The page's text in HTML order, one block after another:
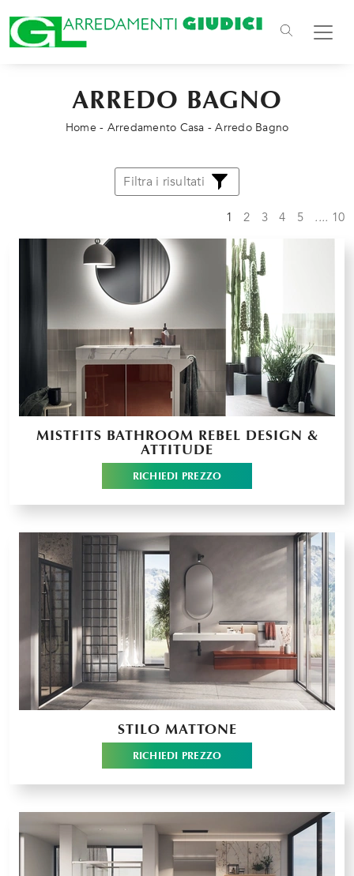
ARREDO BAGNO
Home - Arredamento Casa -Arredo Bagno
Filtra i risultati
1 2 3 4 5 .... 10
MISTFITS BATHROOM REBEL DESIGN &
ATTITUDE
RICHIEDI PREZZO
STILO MATTONE
RICHIEDI PREZZO